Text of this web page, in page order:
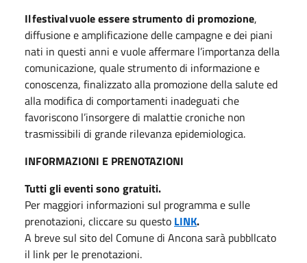
Il festival vuole essere strumento di promozione,
diffusione e amplificazione delle campagne e dei piani
nati in questi anni e vuole affermare l’importanza della
comunicazione, quale strumento di informazione e
conoscenza, finalizzato alla promozione della salute ed
alla modifica di comportamenti inadeguati che
favoriscono l’insorgere di malattie croniche non
trasmissibili di grande rilevanza epidemiologica.
INFORMAZIONI E PRENOTAZIONI
Tutti gli eventi sono gratuiti.
Per maggiori informazioni sul programma e sulle
prenotazioni, cliccare su questo LINK.
A breve sul sito del Comune di Ancona sarà pubbllcato
il link per le prenotazioni.